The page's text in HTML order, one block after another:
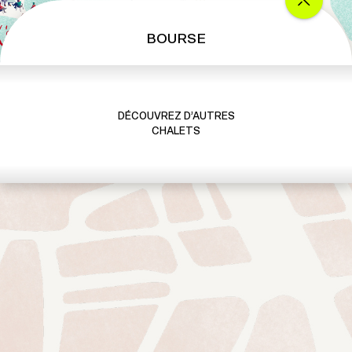
BOURSE
DÉCOUVREZ D’AUTRES
CHALETS
s